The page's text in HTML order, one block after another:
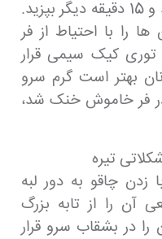
بپزید. بعد از آن فویل را بردارید و 15 دقیقه دیگر بپزید.
را با احتیاط از فر
توری کیک سیمی قرار
بهتر است گرم سرو
در فر خاموش خنک شد،
تیره
زدن چاقو به دور لبه
آن را از تابه بزرگ
در بشقاب سرو قرار